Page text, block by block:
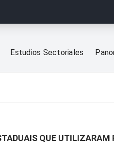
Estudios Sectoriales
QUE